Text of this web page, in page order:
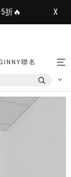
折🔥 X
聯名